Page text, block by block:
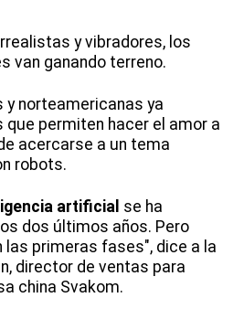
y vibradores, los
van ganando terreno.
y norteamericanas ya
que permiten hacer el amor a
acercarse a un tema
robots.
artificial se ha
dos últimos años. Pero
primeras fases", dice a la
director de ventas para
china Svakom.